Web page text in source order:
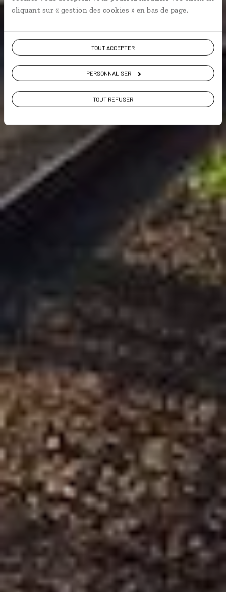
cliquant sur « gestion des cookies » en bas de page.
TOUT ACCEPTER
PERSONNALISER
TOUT REFUSER
VOIR NOS 46 IDÉES DE VOYAGE